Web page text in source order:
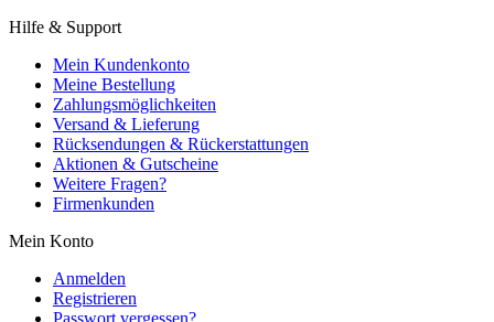
Hilfe & Support
Mein Kundenkonto
Meine Bestellung
Zahlungsmöglichkeiten
Versand & Lieferung
Rücksendungen & Rückerstattungen
Aktionen & Gutscheine
Weitere Fragen?
Firmenkunden
Mein Konto
Anmelden
Registrieren
Passwort vergessen?